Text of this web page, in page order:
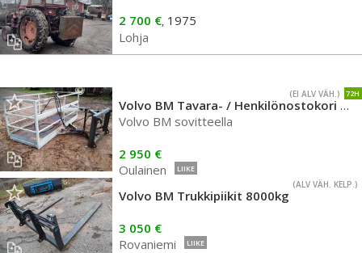
2 700 €, 1975
Lohja
72H
(EI ALV VÄH.)
Volvo BM Tavara- / Henkilönostokori hydr.taittuva / kääntyvä
Volvo BM sovitteella
2 950 €
Oulainen
LIIKE
(ALV VÄH. KELP.)
Volvo BM Trukkipiikit 8000kg
3 050 €
Rovaniemi
LIIKE